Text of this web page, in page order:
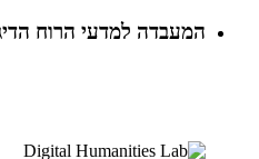
המעבדה למדעי הרוח